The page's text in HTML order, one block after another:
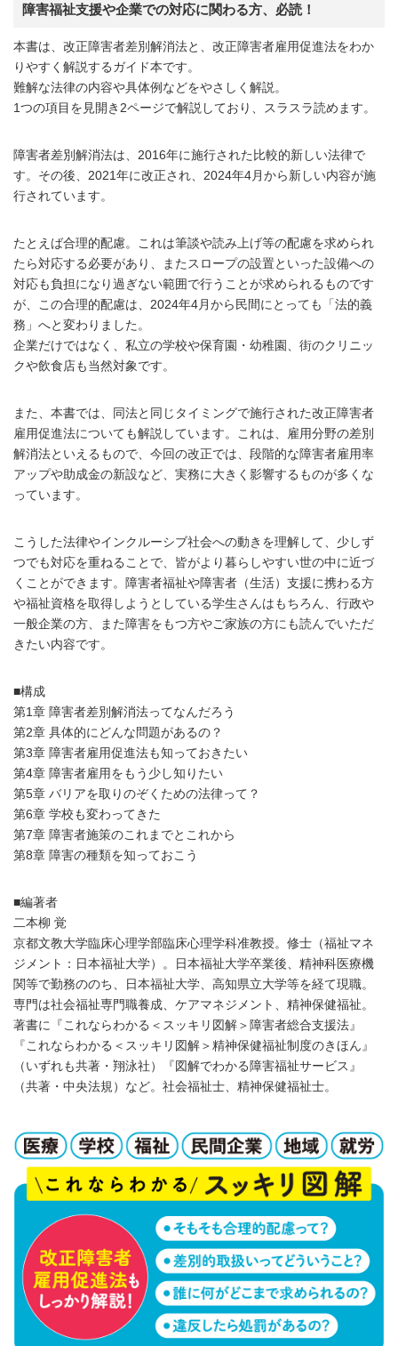
障害福祉支援や企業での対応に関わる方、必読！
本書は、改正障害者差別解消法と、改正障害者雇用促進法をわか
りやすく解説するガイド本です。
難解な法律の内容や具体例などをやさしく解説。
1つの項目を見開き2ページで解説しており、スラスラ読めます。
障害者差別解消法は、2016年に施行された比較的新しい法律で
す。その後、2021年に改正され、2024年4月から新しい内容が施
行されています。
たとえば合理的配慮。これは筆談や読み上げ等の配慮を求められ
たら対応する必要があり、またスロープの設置といった設備への
対応も負担になり過ぎない範囲で行うことが求められるものです
が、この合理的配慮は、2024年4月から民間にとっても「法的義
務」へと変わりました。
企業だけではなく、私立の学校や保育園・幼稚園、街のクリニッ
クや飲食店も当然対象です。
また、本書では、同法と同じタイミングで施行された改正障害者
雇用促進法についても解説しています。これは、雇用分野の差別
解消法といえるもので、今回の改正では、段階的な障害者雇用率
アップや助成金の新設など、実務に大きく影響するものが多くな
っています。
こうした法律やインクルーシブ社会への動きを理解して、少しず
つでも対応を重ねることで、皆がより暮らしやすい世の中に近づ
くことができます。障害者福祉や障害者（生活）支援に携わる方
や福祉資格を取得しようとしている学生さんはもちろん、行政や
一般企業の方、また障害をもつ方やご家族の方にも読んでいただ
きたい内容です。
■構成
第1章 障害者差別解消法ってなんだろう
第2章 具体的にどんな問題があるの？
第3章 障害者雇用促進法も知っておきたい
第4章 障害者雇用をもう少し知りたい
第5章 バリアを取りのぞくための法律って？
第6章 学校も変わってきた
第7章 障害者施策のこれまでとこれから
第8章 障害の種類を知っておこう
■編著者
二本柳 覚
京都文教大学臨床心理学部臨床心理学科准教授。修士（福祉マネ
ジメント：日本福祉大学）。日本福祉大学卒業後、精神科医療機
関等で勤務ののち、日本福祉大学、高知県立大学等を経て現職。
専門は社会福祉専門職養成、ケアマネジメント、精神保健福祉。
著書に『これならわかる＜スッキリ図解＞障害者総合支援法』
『これならわかる＜スッキリ図解＞精神保健福祉制度のきほん』
（いずれも共著・翔泳社）『図解でわかる障害福祉サービス』
（共著・中央法規）など。社会福祉士、精神保健福祉士。